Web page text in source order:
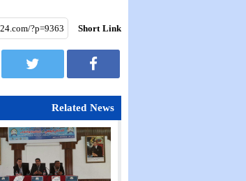
Short Link
Related News